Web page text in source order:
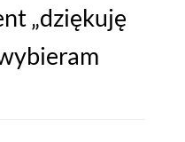
„dziękuję